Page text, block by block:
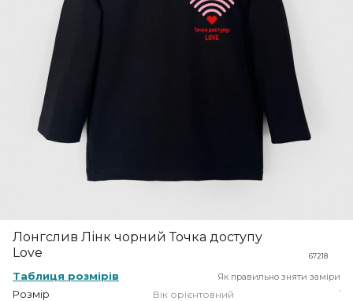
Лонгслив Лінк чорний Точка доступу
Love
67218
Таблиця розмірів Як правильно зняти заміри
Розмір Вік орієнтовний